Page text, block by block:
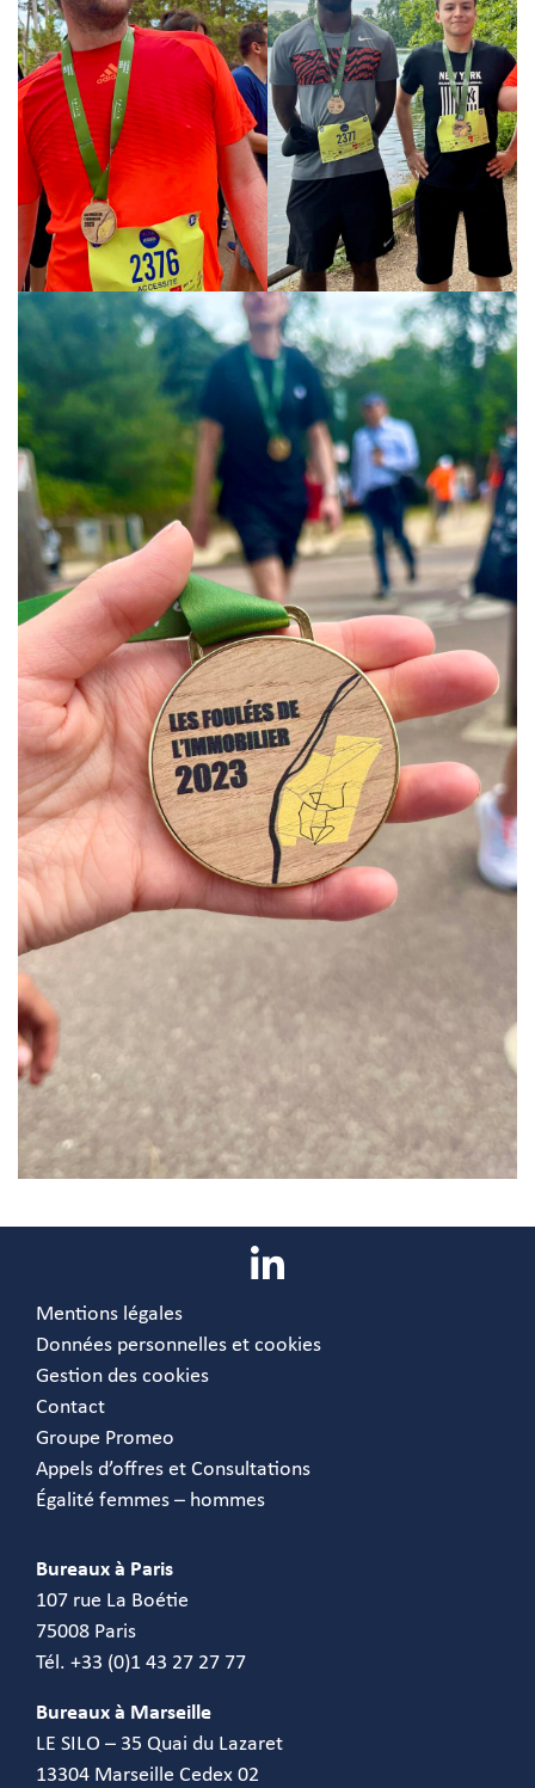
Mentions légales
Données personnelles et cookies
Gestion des cookies
Contact
Groupe Promeo
Appels d’offres et Consultations
Égalité femmes – hommes
Bureaux à Paris
107 rue La Boétie
75008 Paris
Tél. +33 (0)1 43 27 27 77
Bureaux à Marseille
LE SILO – 35 Quai du Lazaret
13304 Marseille Cedex 02